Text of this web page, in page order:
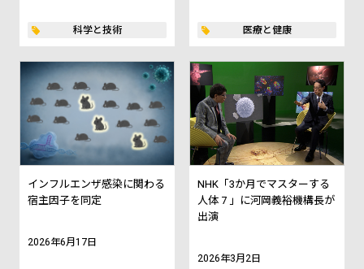
科学と技術 医療と健康
インフルエンザ感染に関わる
宿主因子を同定
2026年6月17日
NHK「3か月でマスターする
人体 7 」に河岡義裕機構長が
出演
2026年3月2日